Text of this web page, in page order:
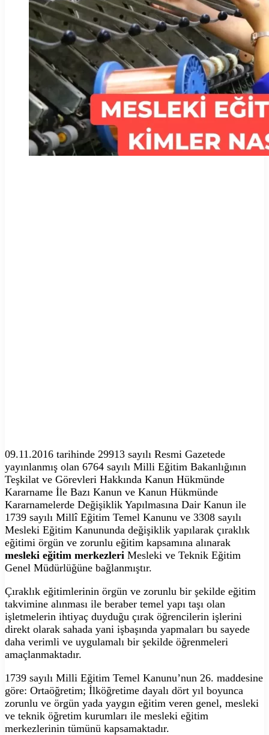
09.11.2016 tarihinde 29913 sayılı Resmi Gazetede
yayınlanmış olan 6764 sayılı Milli Eğitim Bakanlığının
Teşkilat ve Görevleri Hakkında Kanun Hükmünde
Kararname İle Bazı Kanun ve Kanun Hükmünde
Kararnamelerde Değişiklik Yapılmasına Dair Kanun ile
1739 sayılı Millî Eğitim Temel Kanunu ve 3308 sayılı
Mesleki Eğitim Kanununda değişiklik yapılarak çıraklık
eğitimi örgün ve zorunlu eğitim kapsamına alınarak
mesleki eğitim merkezleri Mesleki ve Teknik Eğitim
Genel Müdürlüğüne bağlanmıştır.
Çıraklık eğitimlerinin örgün ve zorunlu bir şekilde eğitim
takvimine alınması ile beraber temel yapı taşı olan
işletmelerin ihtiyaç duyduğu çırak öğrencilerin işlerini
direkt olarak sahada yani işbaşında yapmaları bu sayede
daha verimli ve uygulamalı bir şekilde öğrenmeleri
amaçlanmaktadır.
1739 sayılı Milli Eğitim Temel Kanunu’nun 26. maddesine
göre: Ortaöğretim; İlköğretime dayalı dört yıl boyunca
zorunlu ve örgün yada yaygın eğitim veren genel, mesleki
ve teknik öğretim kurumları ile mesleki eğitim
merkezlerinin tümünü kapsamaktadır.